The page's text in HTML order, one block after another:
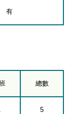
有
總數
5